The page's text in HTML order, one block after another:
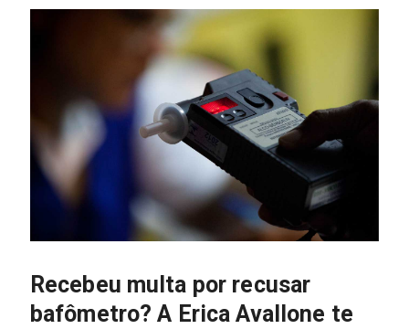
Recebeu multa por recusar
bafômetro? A Erica Avallone te